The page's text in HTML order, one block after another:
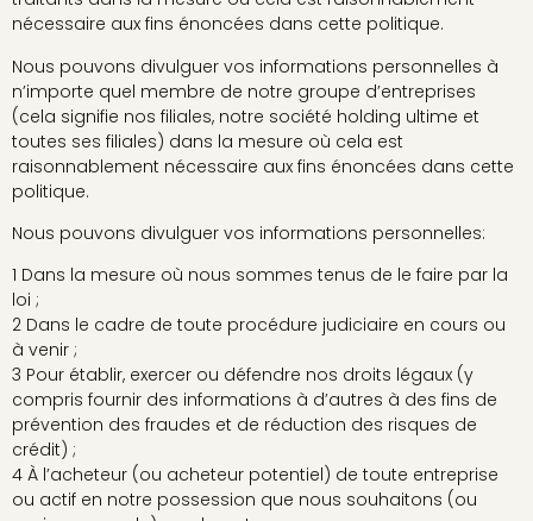
nécessaire aux fins énoncées dans cette politique.
Nous pouvons divulguer vos informations personnelles à
n’importe quel membre de notre groupe d’entreprises
(cela signifie nos filiales, notre société holding ultime et
toutes ses filiales) dans la mesure où cela est
raisonnablement nécessaire aux fins énoncées dans cette
politique.
Nous pouvons divulguer vos informations personnelles:
1 Dans la mesure où nous sommes tenus de le faire par la
loi ;
2 Dans le cadre de toute procédure judiciaire en cours ou
à venir ;
3 Pour établir, exercer ou défendre nos droits légaux (y
compris fournir des informations à d’autres à des fins de
prévention des fraudes et de réduction des risques de
crédit) ;
4 À l’acheteur (ou acheteur potentiel) de toute entreprise
ou actif en notre possession que nous souhaitons (ou